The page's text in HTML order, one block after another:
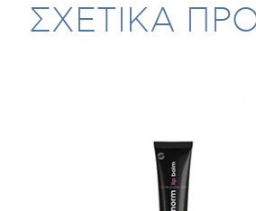
ΣΧΕΤΙΚΑ